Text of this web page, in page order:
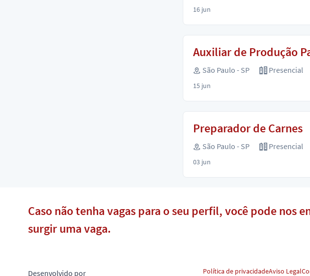
16 jun
Auxiliar de Produção
São Paulo - SP Presencial
15 jun
Preparador de Carnes
São Paulo - SP Presencial
03 jun
Caso não tenha vagas para o seu perfil, você pode nos
surgir uma vaga.
Política de privacidadeAviso Legal
Desenvolvido por